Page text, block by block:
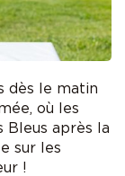
dès le matin
où les
Bleus après la
sur les
!